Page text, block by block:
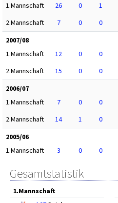
1.Mannschaft
26 0 1
2.Mannschaft
7 0 0
2007/08
1.Mannschaft
12 0 0
2.Mannschaft
15 0 0
2006/07
1.Mannschaft
7 0 0
2.Mannschaft
14 1 0
2005/06
1.Mannschaft
3 0 0
Gesamtstatistik
1.Mannschaft